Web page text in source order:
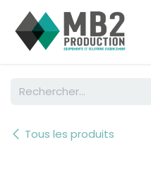
Tous les produits